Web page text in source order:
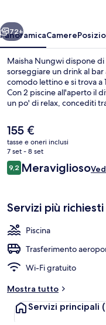
Avanti
72+
PanoramicaCamere
Maisha Nungwi dispone
sorseggiare un drink al bar
comodo lettino e si trova
Con 2 piscine all'aperto il
un po' di relax, concediti
Restaurant propone cucina
pranzo e la cena. La
una terrazza panoramica,
viaggiatori apprezzano il
Il
prezzo
attuale
è
155 €
155 €
tasse e oneri inclusi
7 set - 8 set
Recensioni
9,29,2 su 10
Meraviglioso
Servizi più richiesti
Piscina
Trasferimento
Wi-Fi gratuito
Mostra tutto
Servizi principali